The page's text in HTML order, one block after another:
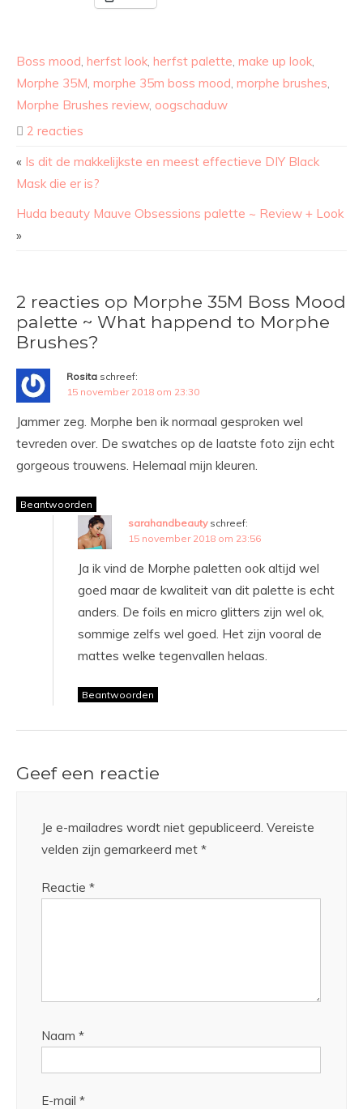
Boss mood, herfst look, herfst palette, make up look,
Morphe 35M, morphe 35m boss mood, morphe brushes,
Morphe Brushes review, oogschaduw
2 reacties
« Is dit de makkelijkste en meest effectieve DIY Black
Mask die er is?
Huda beauty Mauve Obsessions palette ~ Review + Look
»
2 reacties op Morphe 35M Boss Mood
palette ~ What happend to Morphe
Brushes?
Rosita schreef:
15 november 2018 om 23:30
Jammer zeg. Morphe ben ik normaal gesproken wel
tevreden over. De swatches op de laatste foto zijn echt
gorgeous trouwens. Helemaal mijn kleuren.
Beantwoorden
sarahandbeauty schreef:
15 november 2018 om 23:56
Ja ik vind de Morphe paletten ook altijd wel
goed maar de kwaliteit van dit palette is echt
anders. De foils en micro glitters zijn wel ok,
sommige zelfs wel goed. Het zijn vooral de
mattes welke tegenvallen helaas.
Beantwoorden
Geef een reactie
Je e-mailadres wordt niet gepubliceerd. Vereiste
velden zijn gemarkeerd met *
Reactie *
Naam *
E-mail *